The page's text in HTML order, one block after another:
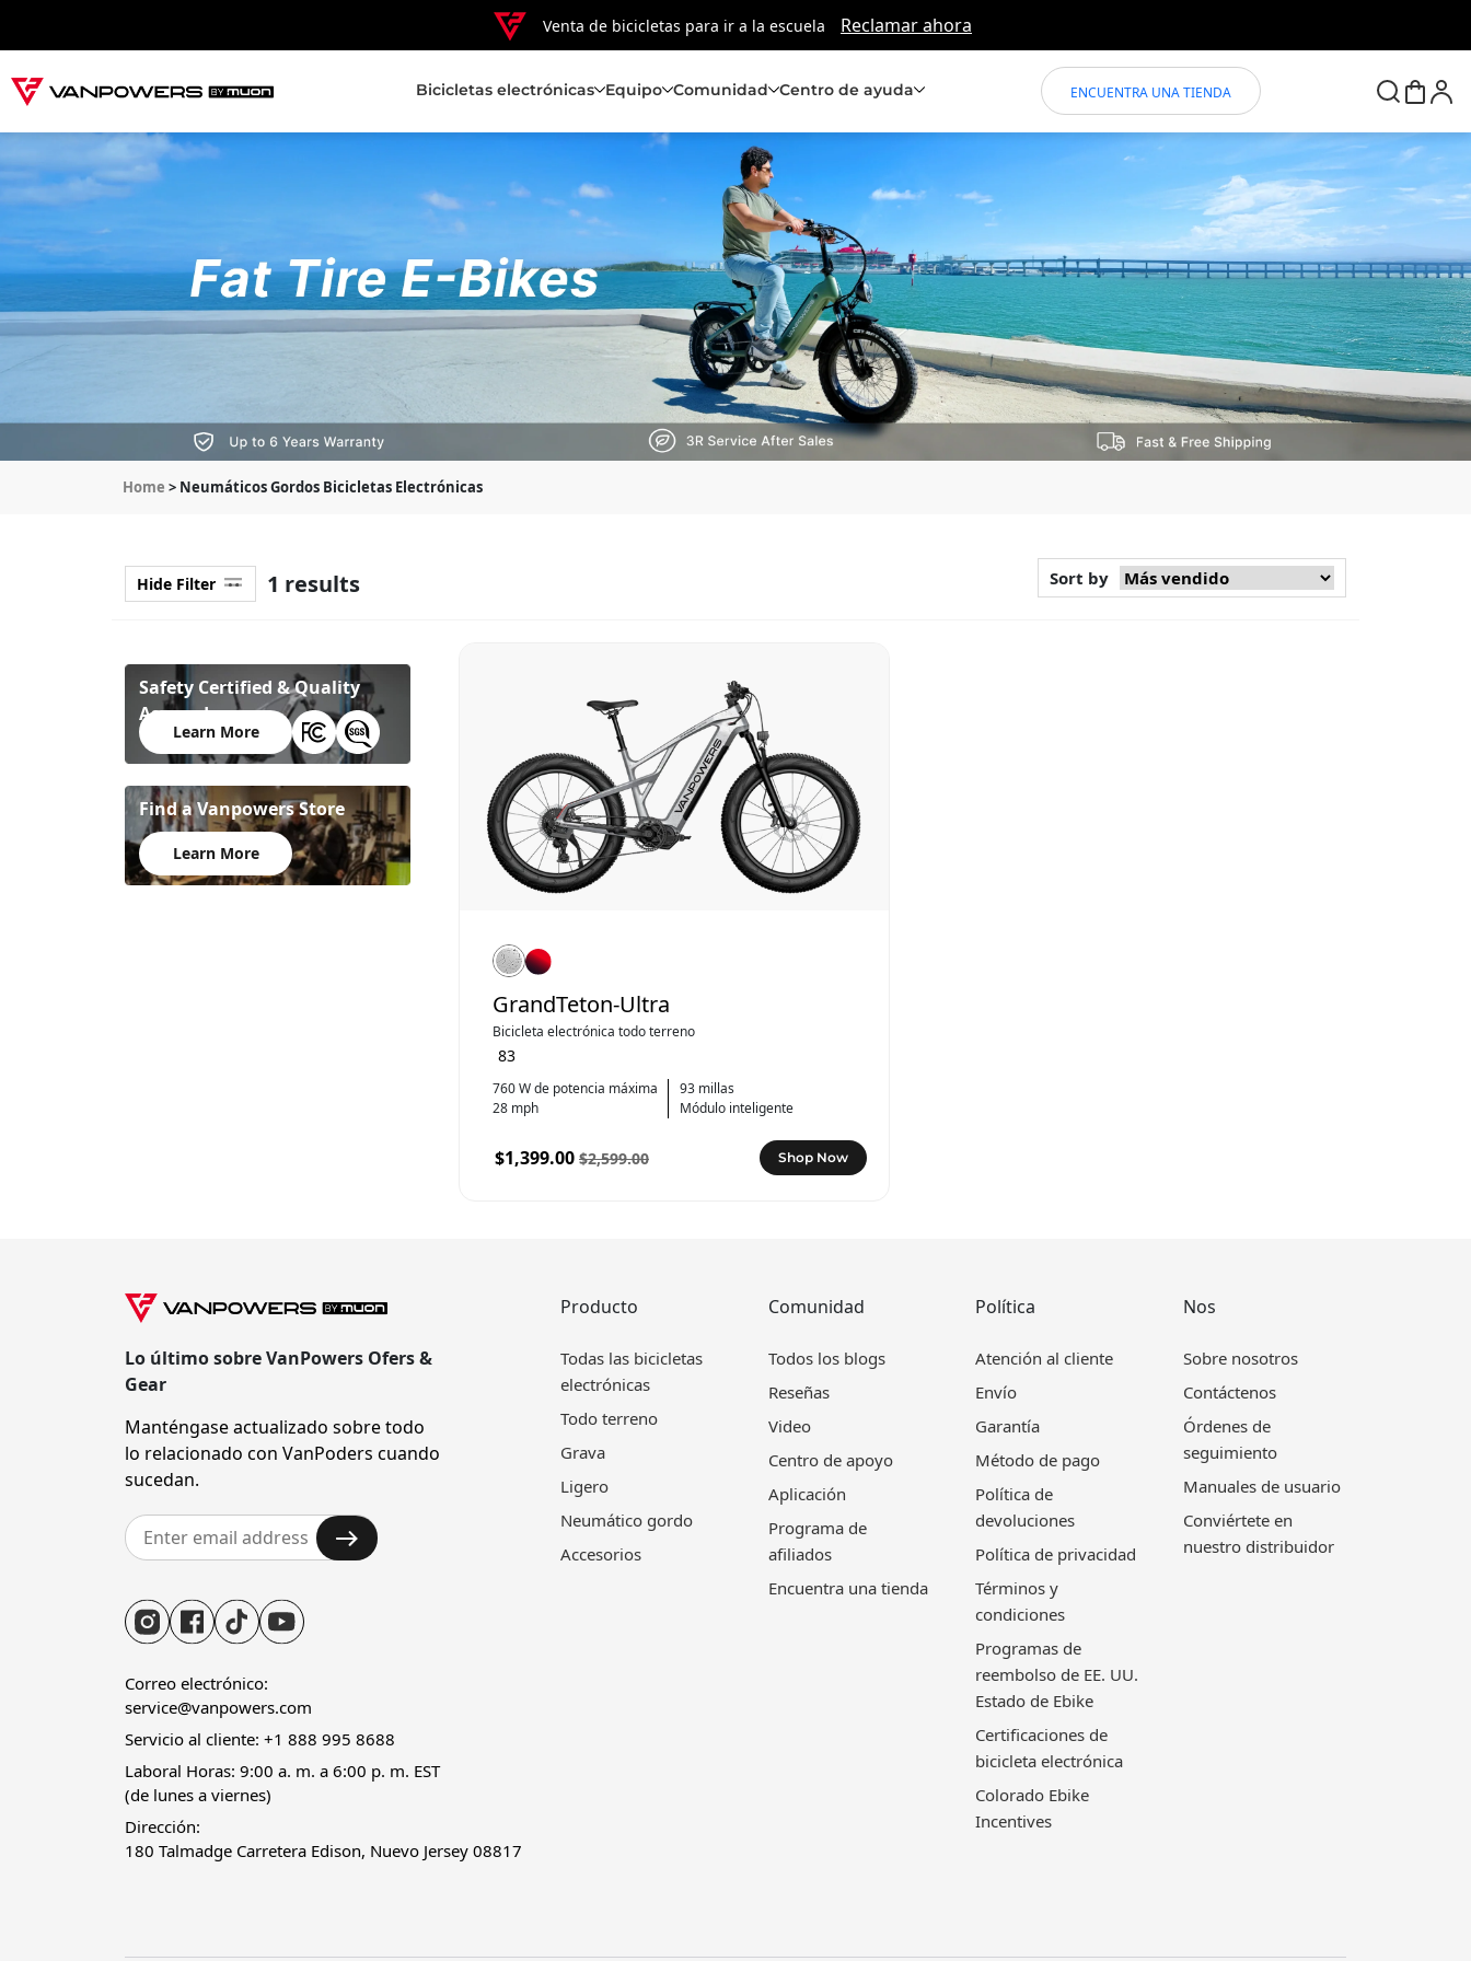
Venta de bicicletas para ir a la escuela Reclamar ahora
Bicicletas electrónicas Equipo Comunidad Centro de ayuda ENCUENTRA UNA TIENDA
Home > Neumáticos Gordos Bicicletas Electrónicas
Hide Filter 1 results Sort by
Safety Certified & Quality
Assured
Learn More
Find a Vanpowers Store
Learn More
GrandTeton-Ultra
Bicicleta electrónica todo terreno
83
760 W de potencia máxima
28 mph
93 millas
Módulo inteligente
$1,399.00 $2,599.00 Shop Now
Lo último sobre VanPowers Ofers &
Gear
Manténgase actualizado sobre todo
lo relacionado con VanPoders cuando
sucedan.
Correo electrónico:
service@vanpowers.com
Servicio al cliente: +1 888 995 8688
Laboral Horas: 9:00 a. m. a 6:00 p. m. EST
(de lunes a viernes)
Dirección:
180 Talmadge Carretera Edison, Nuevo Jersey 08817
Producto
Todas las bicicletas
electrónicas
Todo terreno
Grava
Ligero
Neumático gordo
Accesorios
Comunidad
Todos los blogs
Reseñas
Video
Centro de apoyo
Aplicación
Programa de
afiliados
Encuentra una tienda
Política
Atención al cliente
Envío
Garantía
Método de pago
Política de
devoluciones
Política de privacidad
Términos y
condiciones
Programas de
reembolso de EE. UU.
Estado de Ebike
Certificaciones de
bicicleta electrónica
Colorado Ebike
Incentives
Nos
Sobre nosotros
Contáctenos
Órdenes de
seguimiento
Manuales de usuario
Conviértete en
nuestro distribuidor